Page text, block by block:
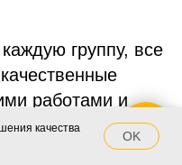
Напишите нам
группу, все
работами и
качества
OK